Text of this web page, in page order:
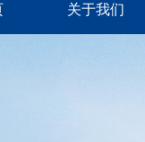
关于我们